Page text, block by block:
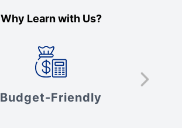
Why Learn with Us?
Budget-Friendly